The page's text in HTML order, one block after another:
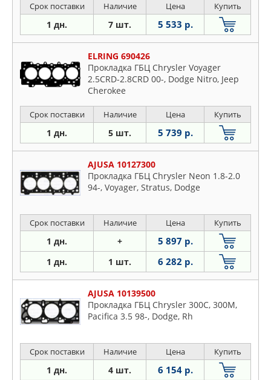
Срок поставки Наличие Цена Купить
1 дн. 7 шт. 5 533 р.
ELRING 690426
Прокладка ГБЦ Chrysler Voyager
2.5CRD-2.8CRD 00-, Dodge Nitro, Jeep
Cherokee
Срок поставки Наличие Цена Купить
1 дн. 5 шт. 5 739 р.
AJUSA 10127300
Прокладка ГБЦ Chrysler Neon 1.8-2.0
94-, Voyager, Stratus, Dodge
Срок поставки Наличие Цена Купить
1 дн. + 5 897 р.
1 дн. 1 шт. 6 282 р.
AJUSA 10139500
Прокладка ГБЦ Chrysler 300C, 300M,
Pacifica 3.5 98-, Dodge, Rh
Срок поставки Наличие Цена Купить
1 дн. 4 шт. 6 154 р.